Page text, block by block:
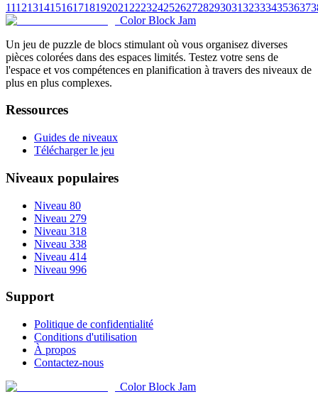
1112131415161718192021 22232425262728293031323334353637
Color Block Jam
Un jeu de puzzle de blocs stimulant où vous organisez diverses
pièces colorées dans des espaces limités. Testez votre sens de
l'espace et vos compétences en planification à travers des niveaux de
plus en plus complexes.
Ressources
Guides de niveaux
Télécharger le jeu
Niveaux populaires
Niveau 80
Niveau 279
Niveau 318
Niveau 338
Niveau 414
Niveau 996
Support
Politique de confidentialité
Conditions d'utilisation
À propos
Contactez-nous
Color Block Jam